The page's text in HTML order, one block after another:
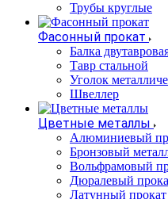
Трубы круглые
Фасонный прокат
Балка
Тавр стальной
Уголок
Швеллер
Цветные металлы
Алюминиевый
Бронзовый
Вольфрамовый
Дюралевый
Латунный прокат